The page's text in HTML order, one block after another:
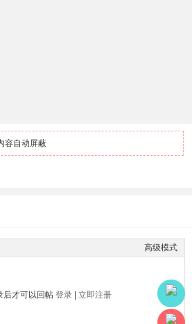
容自动屏蔽
高级模式
后才可以回帖 登录 立即注册